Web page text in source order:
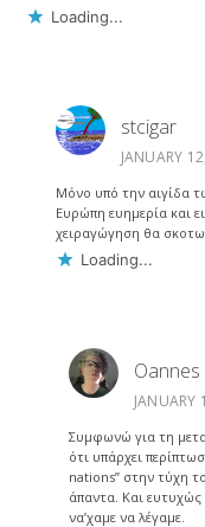
Loading...
stcigar
JANUARY
Μόνο υπό την αιγίδα
Ευρώπη ευημερία και
χειραγώγηση θα
Loading...
Oannes
Συμφωνώ για τη
ότι υπάρχει
nations” στην τύχη
άπαντα. Και ευτυχώς
να’χαμε να λέγαμε.